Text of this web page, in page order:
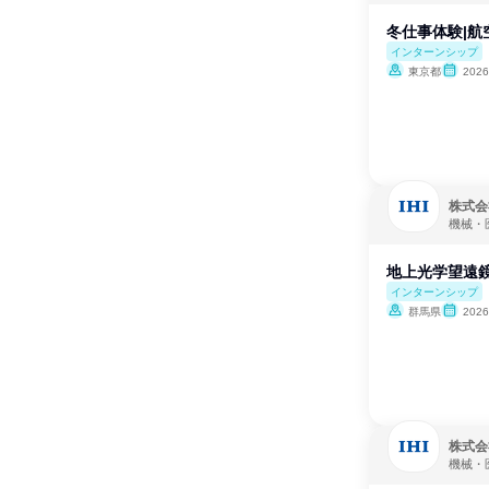
冬仕事体験|航
インターンシップ
東京都
株式
機械・
地上光学望遠
インターンシップ
群馬県
株式
機械・